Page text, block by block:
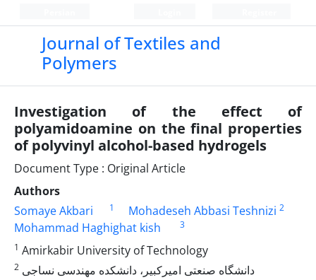
Journal of Textiles and
Polymers
Investigation of the effect of
polyamidoamine on the final properties
of polyvinyl alcohol-based hydrogels
Document Type : Original Article
Authors
Somaye Akbari
1 Mohadeseh Abbasi Teshnizi 2
Mohammad Haghighat kish
3
1 Amirkabir University of Technology
2 دانشگاه صنعتی امیرکبیر، دانشکده مهندسی نساجی